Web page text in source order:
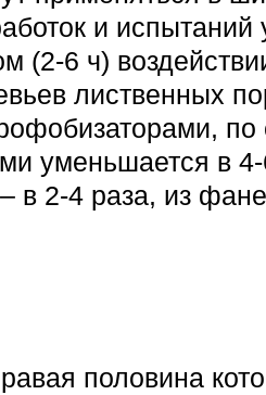
и
(2-6 ч)
лиственных
по
уменьшается в 4-
в 2-4 раза, из
половина